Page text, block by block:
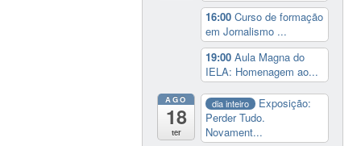
16:00Curso de formação
em Jornalismo ...
19:00Aula Magna do
IELA: Homenagem ao...
AGO
18
ter
dia inteiro
Exposição:
Perder Tudo.
Novament...